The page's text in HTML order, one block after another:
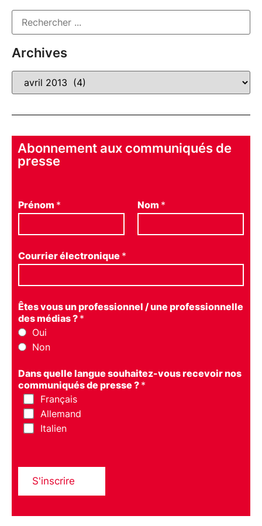
Archives
Abonnement aux communiqués de
presse
Prénom * Nom *
Courrier électronique *
Êtes vous un professionnel / une professionnelle
des médias ? *
Oui
Non
Dans quelle langue souhaitez-vous recevoir nos
communiqués de presse ? *
Français
Allemand
Italien
S'inscrire